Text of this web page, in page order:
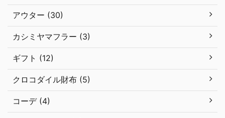
アウター (30)
カシミヤマフラー (3)
ギフト (12)
クロコダイル財布 (5)
コーデ (4)